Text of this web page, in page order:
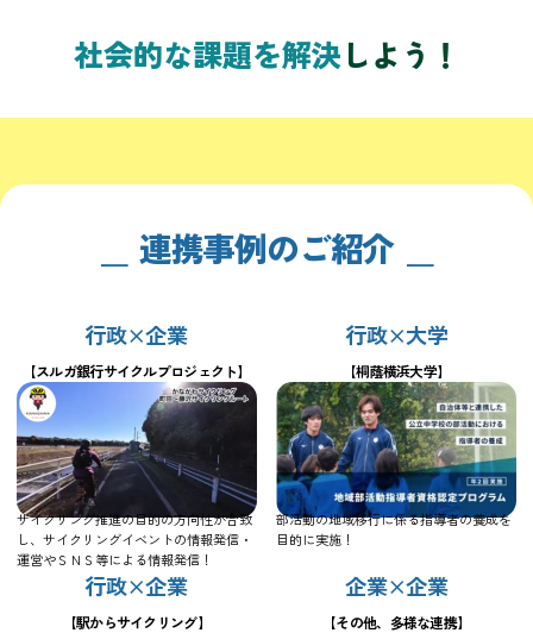
社会的な課題を解決しよう！
連携事例のご紹介
行政×企業
【スルガ銀行サイクルプロジェクト】
サイクリング推進の目的の方向性が合致
し、サイクリングイベントの情報発信・
運営やＳＮＳ等による情報発信！
行政×大学
【桐蔭横浜大学】
部活動の地域移行に係る指導者の養成を
目的に実施！
行政×企業
【駅からサイクリング】
企業×企業
【その他、多様な連携】